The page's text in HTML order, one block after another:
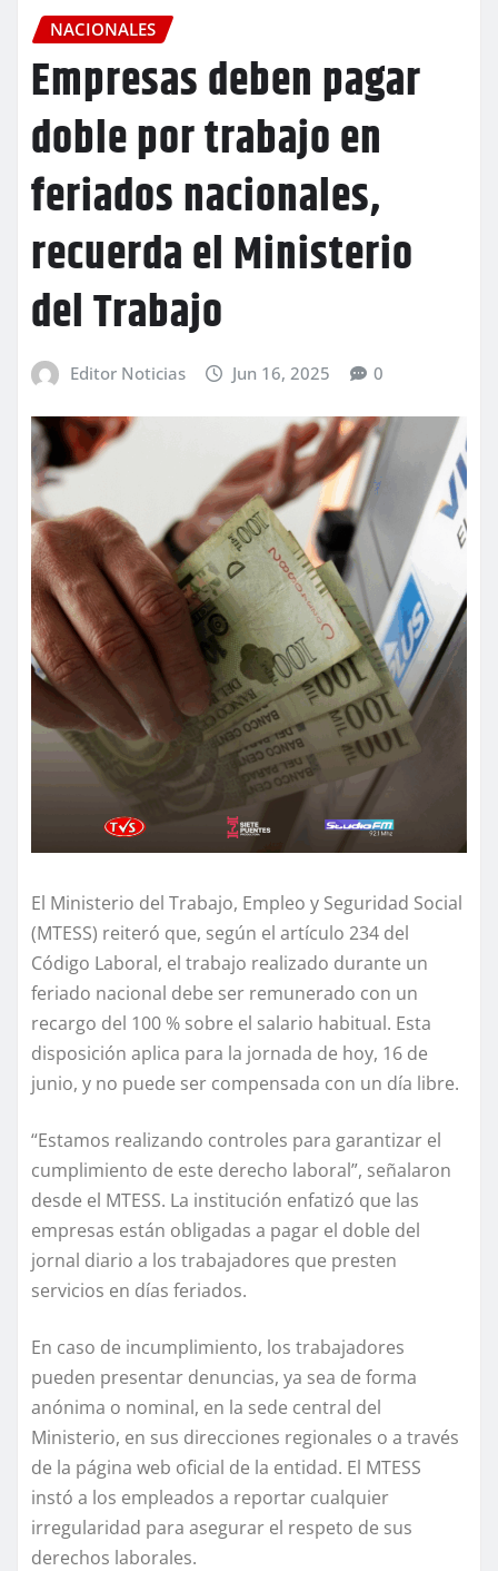
NACIONALES
Empresas deben pagar
doble por trabajo en
feriados nacionales,
recuerda el Ministerio
del Trabajo
Editor Noticias Jun 16, 2025 0
El Ministerio del Trabajo, Empleo y Seguridad Social
(MTESS) reiteró que, según el artículo 234 del
Código Laboral, el trabajo realizado durante un
feriado nacional debe ser remunerado con un
recargo del 100 % sobre el salario habitual. Esta
disposición aplica para la jornada de hoy, 16 de
junio, y no puede ser compensada con un día libre.
“Estamos realizando controles para garantizar el
cumplimiento de este derecho laboral”, señalaron
desde el MTESS. La institución enfatizó que las
empresas están obligadas a pagar el doble del
jornal diario a los trabajadores que presten
servicios en días feriados.
En caso de incumplimiento, los trabajadores
pueden presentar denuncias, ya sea de forma
anónima o nominal, en la sede central del
Ministerio, en sus direcciones regionales o a través
de la página web oficial de la entidad. El MTESS
instó a los empleados a reportar cualquier
irregularidad para asegurar el respeto de sus
derechos laborales.